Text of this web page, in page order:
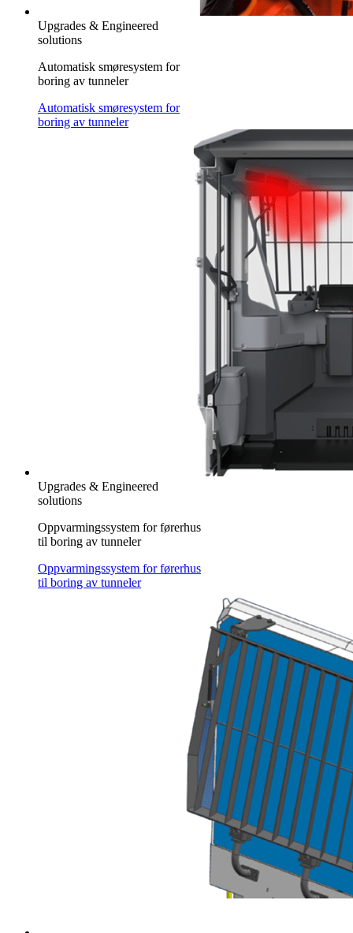
Upgrades & Engineered
solutions
Automatisk smøresystem for
boring av tunneler
Automatisk smøresystem for
boring av tunneler
Upgrades & Engineered
solutions
Oppvarmingssystem for førerhus
til boring av tunneler
Oppvarmingssystem for førerhus
til boring av tunneler